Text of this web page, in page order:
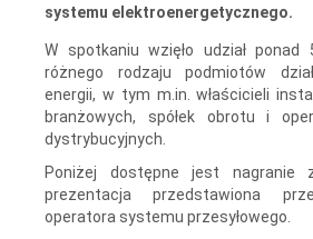
systemu elektroenergetycznego.
W spotkaniu wzięło udział ponad
różnego rodzaju podmiotów
energii, w tym m.in. właścicieli
branżowych, spółek obrotu i
dystrybucyjnych.
Poniżej dostępne jest nagranie
prezentacja przedstawiona
operatora systemu przesyłowego.